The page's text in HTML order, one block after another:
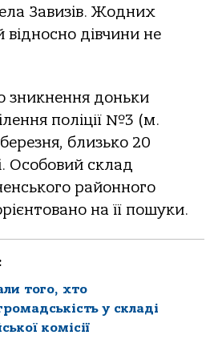
Завизів. Жодних
дівчини не
зникнення доньки
поліції №3 (м.
близько 20
Особовий склад
районного
на її пошуки.
того, хто
у складі
комісії